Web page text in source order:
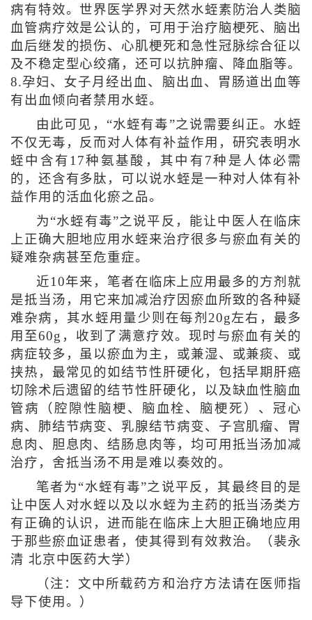
病有特效。世界医学界对天然水蛭素防治人类脑
血管病疗效是公认的，可用于治疗脑梗死、脑出
血后继发的损伤、心肌梗死和急性冠脉综合征以
及不稳定型心绞痛，还可以抗肿瘤、降血脂等。
8.孕妇、女子月经出血、脑出血、胃肠道出血等
有出血倾向者禁用水蛭。
由此可见，“水蛭有毒”之说需要纠正。水蛭
不仅无毒，反而对人体有补益作用，研究表明水
蛭中含有17种氨基酸，其中有7种是人体必需
的，还含有多肽，可以说水蛭是一种对人体有补
益作用的活血化瘀之品。
为“水蛭有毒”之说平反，能让中医人在临床
上正确大胆地应用水蛭来治疗很多与瘀血有关的
疑难杂病甚至危重症。
近10年来，笔者在临床上应用最多的方剂就
是抵当汤，用它来加减治疗因瘀血所致的各种疑
难杂病，其水蛭用量少则在每剂20g左右，最多
用至60g，收到了满意疗效。现时与瘀血有关的
病症较多，虽以瘀血为主，或兼湿、或兼痰、或
挟热，最常见的如结节性肝硬化，包括早期肝癌
切除术后遗留的结节性肝硬化，以及缺血性脑血
管病（腔隙性脑梗、脑血栓、脑梗死）、冠心
病、肺结节病变、乳腺结节病变、子宫肌瘤、胃
息肉、胆息肉、结肠息肉等，均可用抵当汤加减
治疗，舍抵当汤不用是难以奏效的。
笔者为“水蛭有毒”之说平反，其最终目的是
让中医人对水蛭以及以水蛭为主药的抵当汤类方
有正确的认识，进而能在临床上大胆正确地应用
于那些瘀血证患者，使其得到有效救治。（裴永
清 北京中医药大学）
（注：文中所载药方和治疗方法请在医师指
导下使用。）